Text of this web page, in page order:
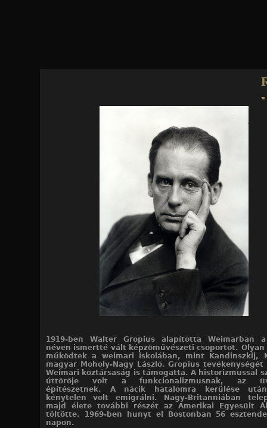
1919-ben Walter Gropius alapította Weimarban
néven ismertté vált képzőművészeti csoportot. Olyan
működtek a weimari iskolában, mint Kandinszkij,
magyar Moholy-Nagy László. Gropius
Weimari köztársaság is támogatta. A historizmussal
úttörője volt a funkcionalizmusnak, az
építészetnek. A nácik hatalomra kerülése
kénytelen volt emigrálni. Nagy-Britanniában
majd élete további részét az Amerikai Egyesült
töltötte. 1969-ben hunyt el Bostonban 56
napon.